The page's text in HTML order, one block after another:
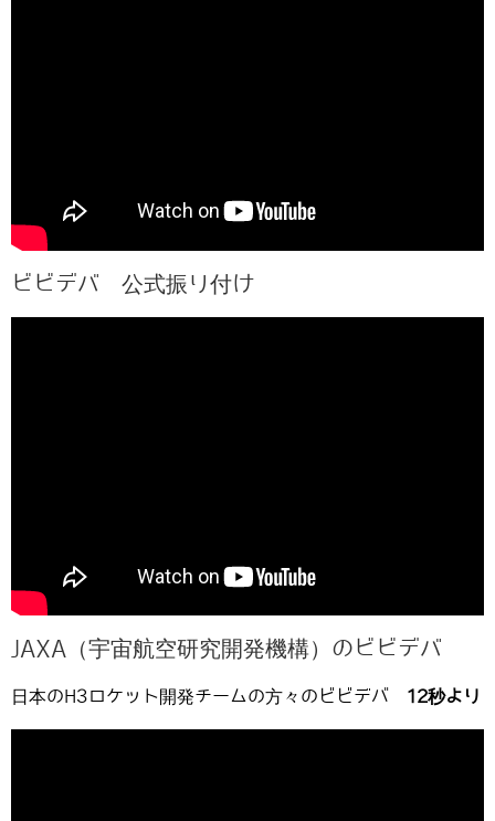
ビビデバ 公式振り付け
JAXA（宇宙航空研究開発機構）のビビデバ
日本のH3ロケット開発チームの方々のビビデバ 12秒より